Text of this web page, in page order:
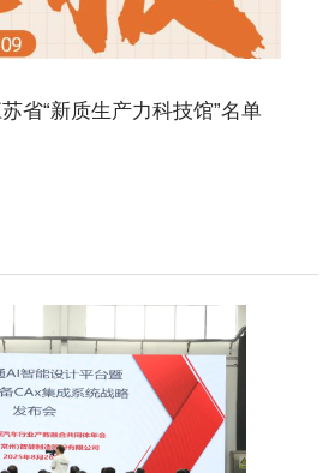
亿美元，预计2030年将达到19.45亿美元，
然而，其产业化面临两大挑战：一是高精度
性验证。 破解“卡脖子”难题，重塑全球产业
总装测试线落地。采用第三代EOL性能测
、半物理仿真模拟等关键环节，大幅提升装
的战略合作，在国内EMB产线装备技术领域
“技术授权+联合开发”模式，推动中国从“制
国”转型。未来，双方计划将合作延伸至智能
省“新质生产力科技馆”名单